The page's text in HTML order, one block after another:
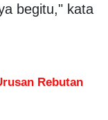
begitu," kata
Rebutan